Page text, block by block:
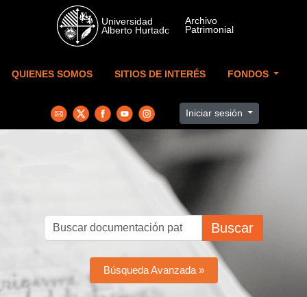
Skip to main content
QUIENES SOMOS SITIOS DE INTERÉS FONDOS
Iniciar sesión
Buscar
Búsqueda Avanzada »